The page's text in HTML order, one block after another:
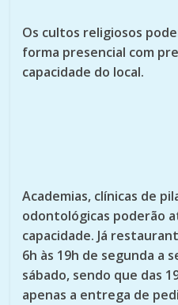
Os cultos religiosos
forma presencial com
capacidade do local.
Academias, clínicas de
odontológicas poderão
capacidade. Já
6h às 19h de segunda a
sábado, sendo que das
apenas a entrega de